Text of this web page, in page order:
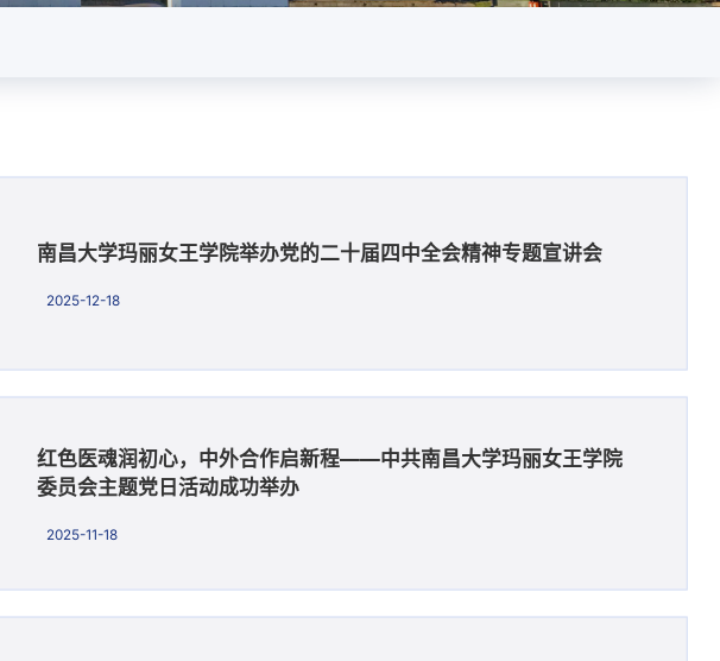
南昌大学玛丽女王学院举办党的二十届四中全会精神专题宣讲会
2025-12-18
红色医魂润初心，中外合作启新程——中共南昌大学玛丽女王学院
委员会主题党日活动成功举办
2025-11-18